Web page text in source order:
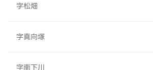
字松畑
字真向塚
字南下川